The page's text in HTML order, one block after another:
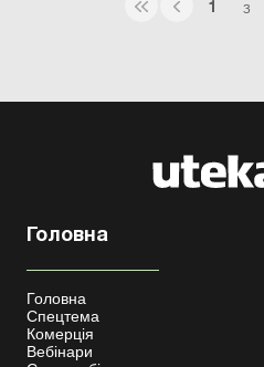
1 З
Головна
Головна
Спецтема
Комерція
Вебінари